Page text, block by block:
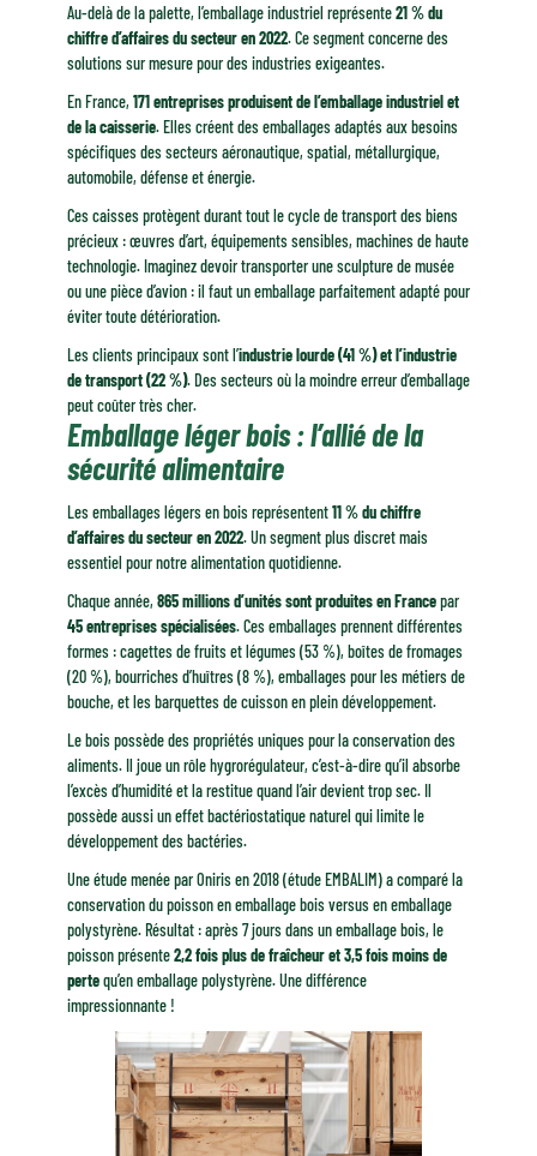
Au-delà de la palette, l’emballage industriel représente21 % du
chiffre d’affaires du secteur en 2022. Ce segment concerne des
solutions sur mesure pour des industries exigeantes.
En France, 171 entreprises produisent de l’emballage industriel et
de la caisserie. Elles créent des emballages adaptés aux besoins
spécifiques des secteurs aéronautique, spatial, métallurgique,
automobile, défense et énergie.
Ces caisses protègent durant tout le cycle de transport des biens
précieux : œuvres d’art, équipements sensibles, machines de haute
technologie. Imaginez devoir transporter une sculpture de musée
ou une pièce d’avion : il faut un emballage parfaitement adapté pour
éviter toute détérioration.
Les clients principaux sont l’industrie lourde (41 %) et l’industrie
de transport (22 %). Des secteurs où la moindre erreur d’emballage
peut coûter très cher.
Emballage léger bois : l’allié de la
sécurité alimentaire
Les emballages légers en bois représentent11 % du chiffre
d’affaires du secteur en 2022. Un segment plus discret mais
essentiel pour notre alimentation quotidienne.
Chaque année, 865 millions d’unités sont produites en Francepar
45 entreprises spécialisées. Ces emballages prennent différentes
formes : cagettes de fruits et légumes (53 %), boîtes de fromages
(20 %), bourriches d’huîtres (8 %), emballages pour les métiers de
bouche, et les barquettes de cuisson en plein développement.
Le bois possède des propriétés uniques pour la conservation des
aliments. Il joue un rôle hygrorégulateur, c’est-à-dire qu’il absorbe
l’excès d’humidité et la restitue quand l’air devient trop sec. Il
possède aussi un effet bactériostatique naturel qui limite le
développement des bactéries.
Une étude menée par Oniris en 2018 (étude EMBALIM) a comparé la
conservation du poisson en emballage bois versus en emballage
polystyrène. Résultat : après 7 jours dans un emballage bois, le
poisson présente2,2 fois plus de fraîcheur et 3,5 fois moins de
pertequ’en emballage polystyrène. Une différence
impressionnante !